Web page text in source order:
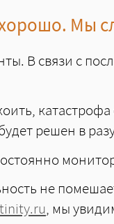
Мы
В связи с
решен в
не
, мы